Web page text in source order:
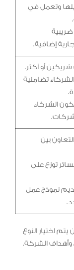
وتعمل في
ضريبية
إضافية.
أو أكثر.
تضامنية
الشركاء
شركات.
بين
توزع على
نموذج عمل
اختيار النوع
وأهداف الشركة.